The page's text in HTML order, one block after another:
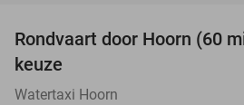
Rondvaart door Hoorn (60
keuze
Watertaxi Hoorn